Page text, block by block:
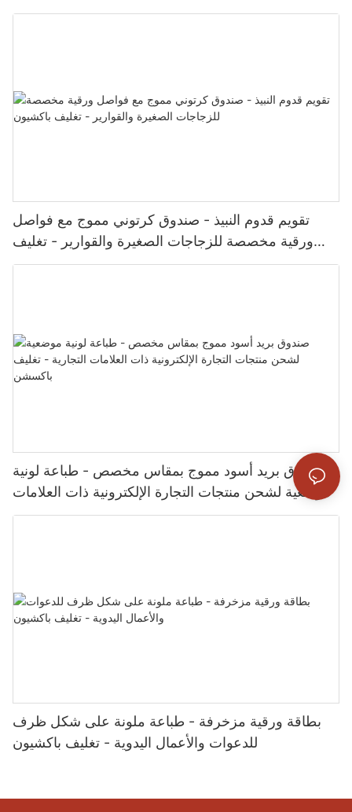
تقويم قدوم النبيذ - صندوق كرتوني مموج مع فواصل
ورقية مخصصة للزجاجات الصغيرة والقوارير - تغليف
باكشيون
صندوق بريد أسود مموج بمقاس مخصص - طباعة لونية
موضعية لشحن منتجات التجارة الإلكترونية ذات العلامات
التجارية - تغليف باكسشن
بطاقة ورقية مزخرفة - طباعة ملونة على شكل ظرف
للدعوات والأعمال اليدوية - تغليف باكشيون